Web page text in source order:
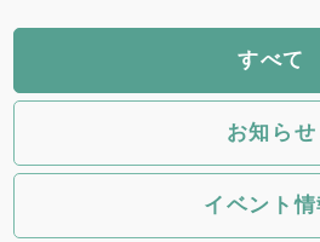
すべて
お知らせ
イベント情